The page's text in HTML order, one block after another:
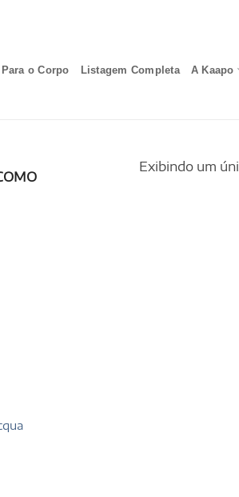
Para o Corpo Listagem Completa A Kaapo
Exibindo um